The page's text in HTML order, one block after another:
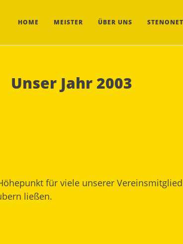
HOME MEISTER ÜBER UNS
Unser Jahr 2003
für viele unserer
ließen.